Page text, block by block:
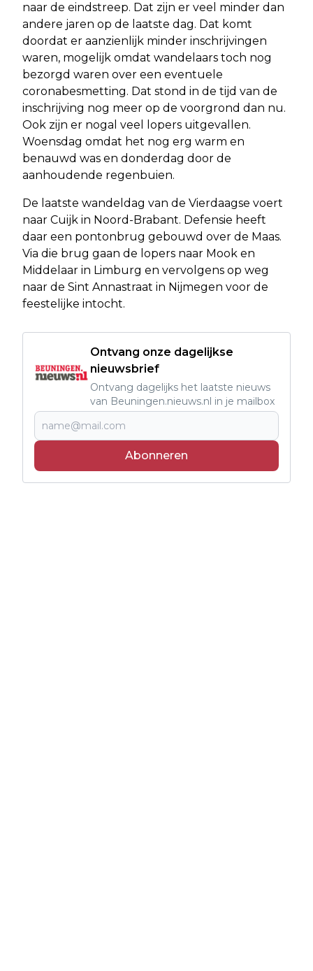
naar de eindstreep. Dat zijn er veel minder dan
andere jaren op de laatste dag. Dat komt
doordat er aanzienlijk minder inschrijvingen
waren, mogelijk omdat wandelaars toch nog
bezorgd waren over een eventuele
coronabesmetting. Dat stond in de tijd van de
inschrijving nog meer op de voorgrond dan nu.
Ook zijn er nogal veel lopers uitgevallen.
Woensdag omdat het nog erg warm en
benauwd was en donderdag door de
aanhoudende regenbuien.
De laatste wandeldag van de Vierdaagse voert
naar Cuijk in Noord-Brabant. Defensie heeft
daar een pontonbrug gebouwd over de Maas.
Via die brug gaan de lopers naar Mook en
Middelaar in Limburg en vervolgens op weg
naar de Sint Annastraat in Nijmegen voor de
feestelijke intocht.
Ontvang onze dagelijkse
nieuwsbrief
Ontvang dagelijks het laatste nieuws
van Beuningen.nieuws.nl in je mailbox
Abonneren